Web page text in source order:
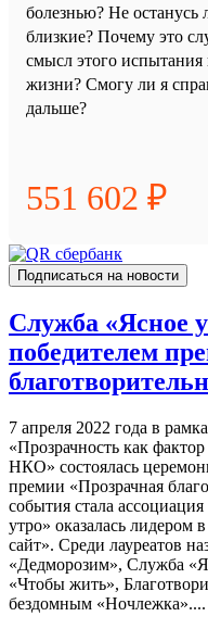
болезнью? Не
близкие? Почему это
смысл этого
жизни? Смогу ли я
дальше?
551 602 ₽
Подписаться на новости
Служба «Ясное
победителем
7 апреля 2022 года в
«Прозрачность как
НКО» состоялась
премии «Прозрачная
события стала
утро» оказалась
сайт». Среди лауреатов
«Дедморозим», Служба
«Чтобы жить»,
бездомным «Ночлежка»....